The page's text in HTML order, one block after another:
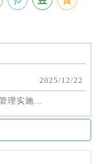
2025/12/22
《上海市促进高成长企业加快发展管理实施细则 （试行）》解读说明